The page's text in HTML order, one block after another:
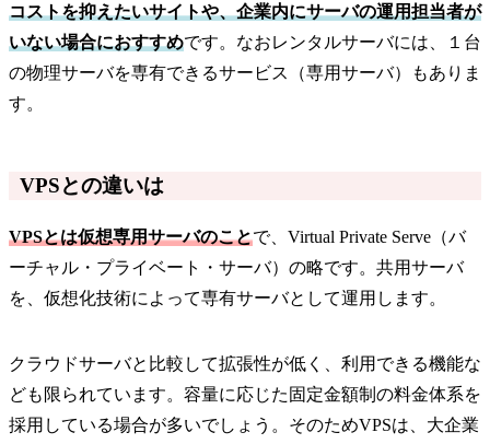
コストを抑えたいサイトや、企業内にサーバの運用担当者が
いない場合におすすめです。なおレンタルサーバには、１台
の物理サーバを専有できるサービス（専用サーバ）もありま
す。
VPSとの違いは
VPSとは仮想専用サーバのことで、Virtual Private Serve（バ
ーチャル・プライベート・サーバ）の略です。共用サーバ
を、仮想化技術によって専有サーバとして運用します。
クラウドサーバと比較して拡張性が低く、利用できる機能な
ども限られています。容量に応じた固定金額制の料金体系を
採用している場合が多いでしょう。そのためVPSは、大企業